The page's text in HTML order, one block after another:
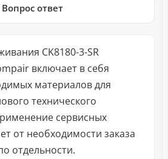
Вопрос ответ
CK8180-3-SR
включает в себя
материалов для
технического
сервисных
от необходимости заказа
отдельности.